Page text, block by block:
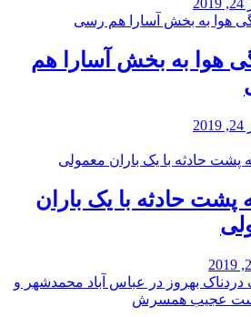
هوا به بخش آسارا هم
پشت حادثه با یک باران